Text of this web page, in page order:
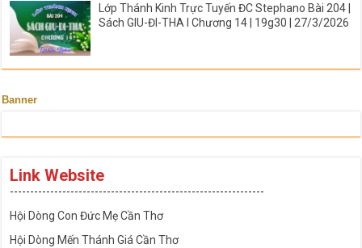
Lớp Thánh Kinh Trực Tuyến ĐC Stephano Bài 204 |
Sách GIU-ĐI-THA I Chương 14 | 19g30 | 27/3/2026
Banner
Link Website
---------------------------------------------------------------
Hội Dòng Con Đức Mẹ Cần Thơ
Hội Dòng Mến Thánh Giá Cần Thơ